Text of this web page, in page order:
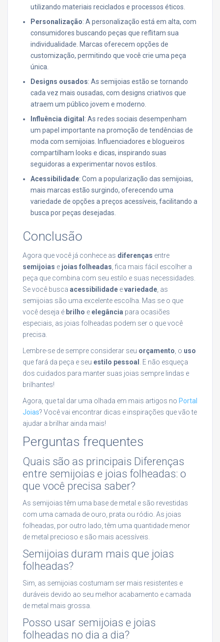
utilizando materiais reciclados e processos éticos.
Personalização: A personalização está em alta, com
consumidores buscando peças que reflitam sua
individualidade. Marcas oferecem opções de
customização, permitindo que você crie uma peça
única.
Designs ousados: As semijoias estão se tornando
cada vez mais ousadas, com designs criativos que
atraem um público jovem e moderno.
Influência digital : As redes sociais desempenham
um papel importante na promoção de tendências de
moda com semijoias. Influenciadores e blogueiros
compartilham looks e dicas, inspirando suas
seguidoras a experimentar novos estilos.
Acessibilidade: Com a popularização das semijoias,
mais marcas estão surgindo, oferecendo uma
variedade de opções a preços acessíveis, facilitando a
busca por peças desejadas.
Conclusão
Agora que você já conhece as diferenças entre
semijoias e joias folheadas, fica mais fácil escolher a
peça que combina com seu estilo e suas necessidades.
Se você busca acessibilidade evariedade, as
semijoias são uma excelente escolha. Mas se o que
você deseja é brilho e elegância para ocasiões
especiais, as joias folheadas podem ser o que você
precisa.
Lembre-se de sempre considerar seu orçamento, o uso
que fará da peça e seu estilo pessoal . E não esqueça
dos cuidados para manter suas joias sempre lindas e
brilhantes!
Agora, que tal dar uma olhada em mais artigos no Portal
Joias? Você vai encontrar dicas e inspirações que vão te
ajudar a brilhar ainda mais!
Perguntas frequentes
Quais são as principais Diferenças
entre semijoias e joias folheadas: o
que você precisa saber?
As semijoias têm uma base de metal e são revestidas
com uma camada de ouro, prata ou ródio. As joias
folheadas, por outro lado, têm uma quantidade menor
de metal precioso e são mais acessíveis.
Semijoias duram mais que joias
folheadas?
Sim, as semijoias costumam ser mais resistentes e
duráveis devido ao seu melhor acabamento e camada
de metal mais grossa.
Posso usar semijoias e joias
folheadas no dia a dia?